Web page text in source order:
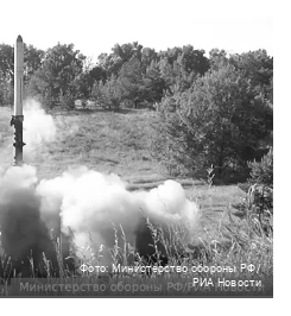
Фото: Министерство обороны РФ/
РИА Новости